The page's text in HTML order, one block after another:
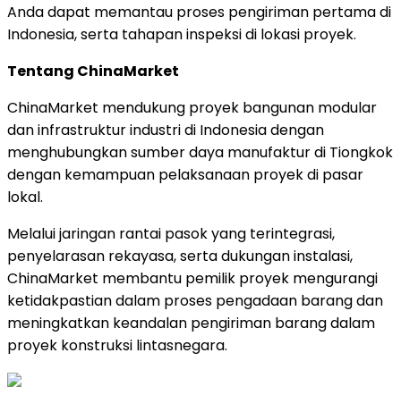
Anda dapat memantau proses pengiriman pertama di
Indonesia, serta tahapan inspeksi di lokasi proyek.
Tentang ChinaMarket
ChinaMarket mendukung proyek bangunan modular
dan infrastruktur industri di Indonesia dengan
menghubungkan sumber daya manufaktur di Tiongkok
dengan kemampuan pelaksanaan proyek di pasar
lokal.
Melalui jaringan rantai pasok yang terintegrasi,
penyelarasan rekayasa, serta dukungan instalasi,
ChinaMarket membantu pemilik proyek mengurangi
ketidakpastian dalam proses pengadaan barang dan
meningkatkan keandalan pengiriman barang dalam
proyek konstruksi lintasnegara.